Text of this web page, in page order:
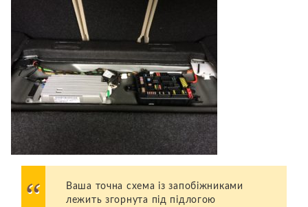
Ваша точна схема із запобіжниками
лежить згорнута під підлогою